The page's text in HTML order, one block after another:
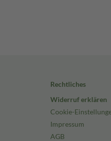
Rechtliches
Widerruf erklären
Cookie-
Impressum
AGB